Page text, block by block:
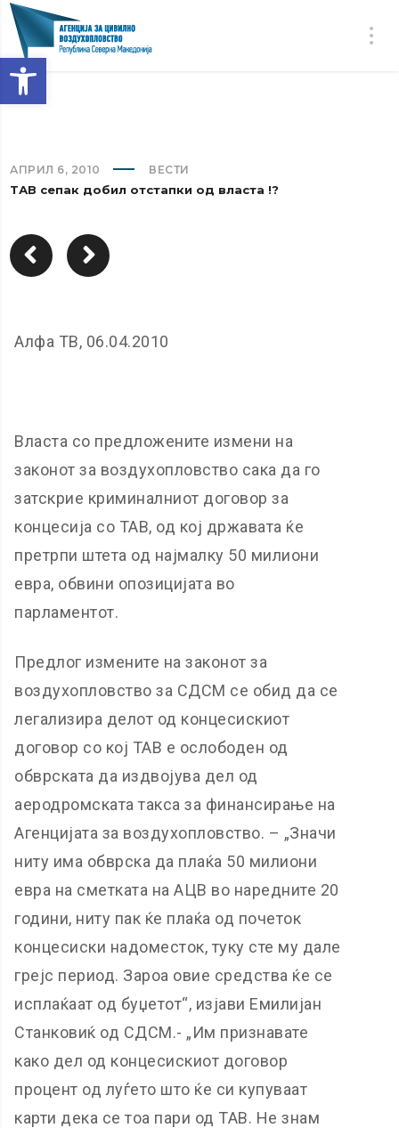
Open toolbar
АПРИЛ 6, 2010 ВЕСТИ
ТАВ сепак добил отстапки од власта !?
Алфа ТВ, 06.04.2010
Власта со предложените измени на
законот за воздухопловство сака да го
затскрие криминалниот договор за
концесија со ТАВ, од кој државата ќе
претрпи штета од најмалку 50 милиони
евра, обвини опозицијата во
парламентот.
Предлог измените на законот за
воздухопловство за СДСМ се обид да се
легализира делот од концесискиот
договор со кој ТАВ е ослободен од
обврската да издвојува дел од
аеродромската такса за финансирање на
Агенцијата за воздухопловство. – „Значи
ниту има обврска да плаќа 50 милиони
евра на сметката на АЦВ во наредните 20
години, ниту пак ќе плаќа од почеток
концесиски надоместок, туку сте му дале
грејс период. Зароа овие средства ќе се
исплаќаат од буџетот“, изјави Емилијан
Станковиќ од СДСМ.- „Им признавате
како дел од концесискиот договор
процент од луѓето што ќе си купуваат
карти дека се тоа пари од ТАВ. Не знам